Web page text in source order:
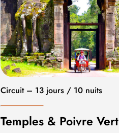
Circuit – 13 jours / 10 nuits
Temples & Poivre Vert